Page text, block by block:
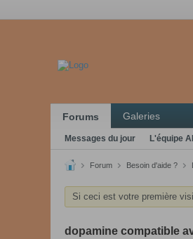
Forums Galeries
Messages du jour L'équipe
Forum Besoin d'aide ?
Si ceci est votre première
dopamine compatible